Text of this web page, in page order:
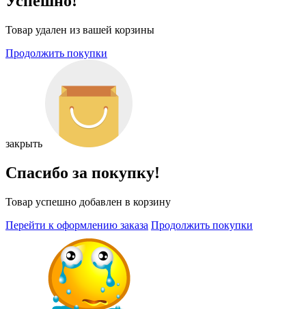
Товар удален из вашей корзины
Продолжить покупки
закрыть
Спасибо за покупку!
Товар успешно добавлен в корзину
Перейти к оформлению заказа Продолжить покупки